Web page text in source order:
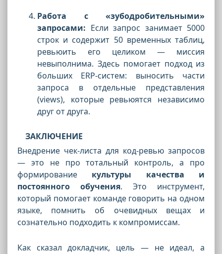
Работа с «зубодробительными»
запросами: Если запрос занимает 5000
строк и содержит 50 временных таблиц,
ревьюить его целиком — миссия
невыполнима. Здесь помогает подход из
больших ERP-систем: выносить части
запроса в отдельные представления
(views), которые ревьюятся независимо
друг от друга.
ЗАКЛЮЧЕНИЕ
Внедрение чек-листа для код-ревью запросов
— это не про тотальный контроль, а про
формирование культуры качества и
постоянного обучения. Это инструмент,
который помогает команде говорить на одном
языке, помнить об очевидных вещах и
сознательно подходить к компромиссам.
Как сказал докладчик, цель — не идеал, а